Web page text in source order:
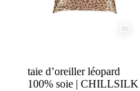
taie d’oreiller léopard
100% soie | CHILLSILK